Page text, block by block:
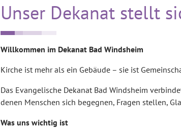
Unser Dekanat stellt
Willkommen im Dekanat Bad Windsheim
Kirche ist mehr als ein Gebäude – sie ist
Das Evangelische Dekanat Bad Windsheim
denen Menschen sich begegnen, Fragen stellen,
Was uns wichtig ist